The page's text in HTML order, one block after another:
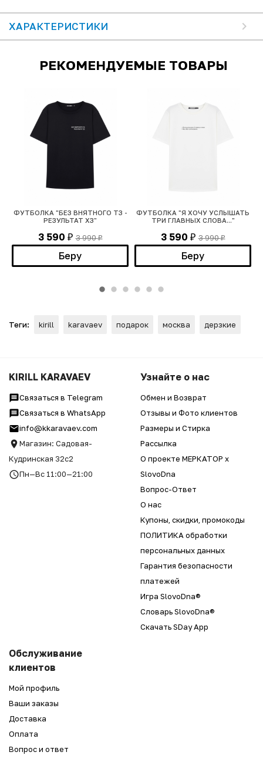
ХАРАКТЕРИСТИКИ
РЕКОМЕНДУЕМЫЕ ТОВАРЫ
ФУТБОЛКА "БЕЗ ВНЯТНОГО ТЗ -
РЕЗУЛЬТАТ ХЗ"
3 590 ₽ 3 990₽
Беру
ФУТБОЛКА "Я ХОЧУ УСЛЫШАТЬ
ТРИ ГЛАВНЫХ СЛОВА..."
3 590 ₽ 3 990₽
Беру
Теги: kirill karavaev подарок москва дерзкие
KIRILL KARAVAEV
Связаться в Telegram
Связаться в WhatsApp
info@kkaravaev.com
Магазин: Садовая-
Кудринская 32с2
Пн—Вс 11:00—21:00
Узнайте о нас
Обмен и Возврат
Отзывы и Фото клиентов
Размеры и Стирка
Рассылка
О проекте МЕРКАТОР x
SlovoDna
Вопрос-Ответ
О нас
Купоны, скидки, промокоды
ПОЛИТИКА обработки
персональных данных
Гарантия безопасности
платежей
Игра SlovoDna®
Словарь SlovoDna®
Скачать SDay App
Обслуживание
клиентов
Мой профиль
Ваши заказы
Доставка
Оплата
Вопрос и ответ